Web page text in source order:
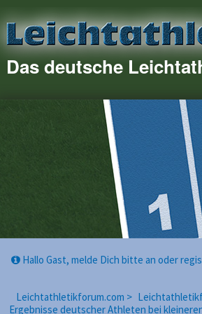
Das deutsche
Hallo Gast, melde Dich bitte an oder
Leichtathletikforum.com >
Ergebnisse deutscher Athleten bei